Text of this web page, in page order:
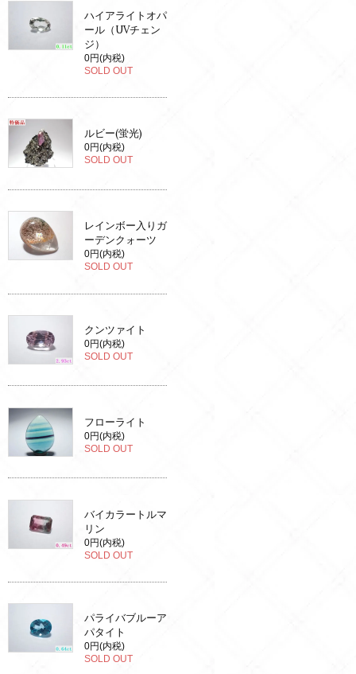
ハイアライトオパ
ール（UVチェン
ジ）
0円(内税)
SOLD OUT
ルビー(蛍光)
0円(内税)
SOLD OUT
レインボー入りガ
ーデンクォーツ
0円(内税)
SOLD OUT
クンツァイト
0円(内税)
SOLD OUT
フローライト
0円(内税)
SOLD OUT
バイカラートルマ
リン
0円(内税)
SOLD OUT
パライバブルーア
パタイト
0円(内税)
SOLD OUT